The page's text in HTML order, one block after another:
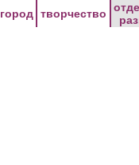
город творчество